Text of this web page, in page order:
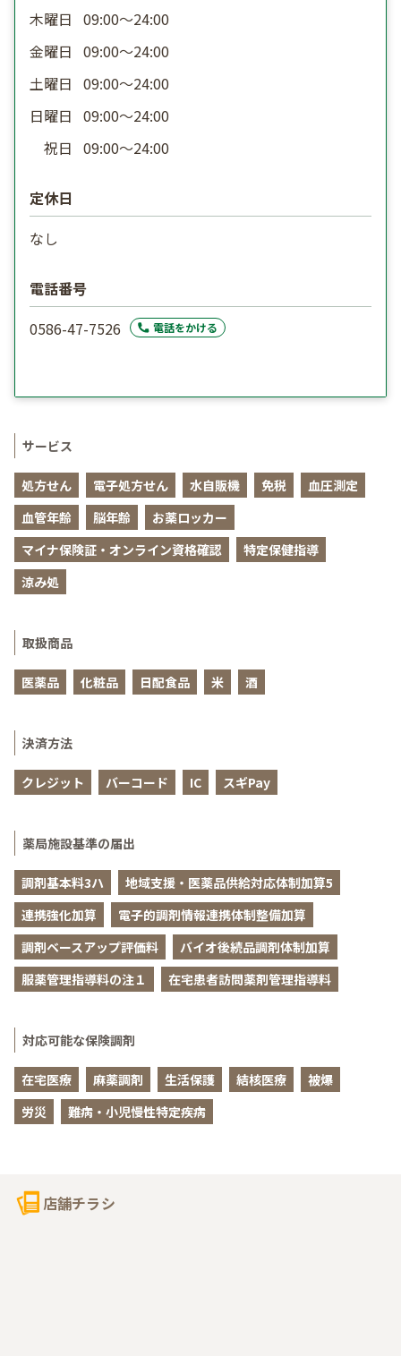
木曜日 09:00〜24:00
金曜日 09:00〜24:00
土曜日 09:00〜24:00
日曜日 09:00〜24:00
祝日 09:00〜24:00
定休日
なし
電話番号
0586-47-7526
電話をかける
サービス
処方せん 電子処方せん 水自販機 免税
血圧測定
血管年齢
脳年齢
お薬ロッカー
マイナ保険証・オンライン資格確認
特定保健指導
涼み処
取扱商品
医薬品 化粧品 日配食品 米 酒
決済方法
クレジット バーコード IC スギPay
薬局施設基準の届出
調剤基本料3ハ
地域支援・医薬品供給対応体制加算5
連携強化加算
電子的調剤情報連携体制整備加算
調剤ベースアップ評価料
バイオ後続品調剤体制加算
服薬管理指導料の注１
在宅患者訪問薬剤管理指導料
対応可能な保険調剤
在宅医療 麻薬調剤 生活保護 結核医療
被爆
労災
難病・小児慢性特定疾病
店舗チラシ